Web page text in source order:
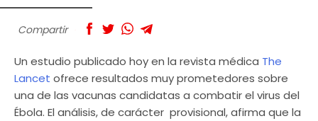
Compartir
Un estudio publicado hoy en la revista médica The
Lancet ofrece resultados muy prometedores sobre
una de las vacunas candidatas a combatir el virus del
Ébola. El análisis, de carácter provisional, afirma que la